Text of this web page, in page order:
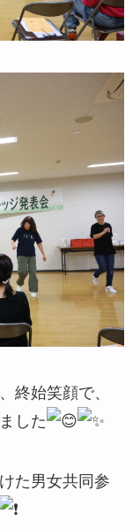
終始笑顔で、
した
た男女共同参